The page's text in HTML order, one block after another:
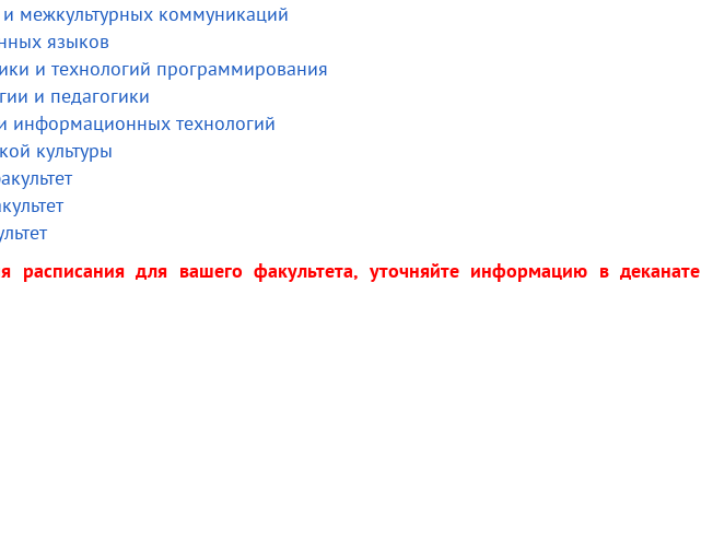
и межкультурных коммуникаций
языков
и технологий программирования
и педагогики
информационных технологий
культуры
расписания для вашего факультета, уточняйте информацию в деканате